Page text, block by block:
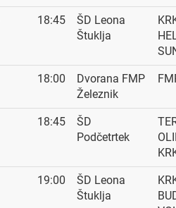
18:45
ŠD Leona
Štuklja
18:00
Dvorana FMP
Železnik
18:45
ŠD
Podčetrtek
19:00
ŠD Leona
Štuklja